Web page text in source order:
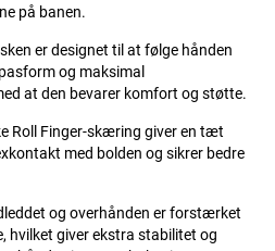
på banen.
er designet til at følge hånden
og maksimal
at den bevarer komfort og støtte.
Roll Finger-skæring giver en tæt
med bolden og sikrer bedre
og overhånden er forstærket
hvilket giver ekstra stabilitet og